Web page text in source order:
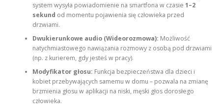
system wysyła powiadomienie na smartfona w czasie 1–2
sekund od momentu pojawienia się człowieka przed
drzwiami.
Dwukierunkowe audio (Wideorozmowa): Możliwość
natychmiastowego nawiązania rozmowy z osobą pod drzwiami
(np. z kurierem, gdy jesteś w pracy).
Modyfikator głosu: Funkcja bezpieczeństwa dla dzieci i
kobiet przebywających samemu w domu – pozwala na zmianę
brzmienia głosu w aplikacji na niski, męski głos dorosłego
człowieka.